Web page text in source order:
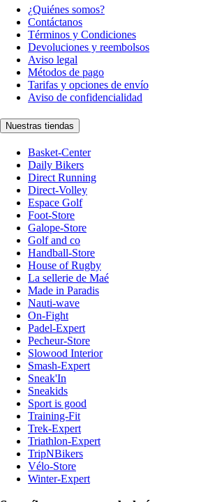
¿Quiénes somos?
Contáctanos
Términos y Condiciones
Devoluciones y reembolsos
Aviso legal
Métodos de pago
Tarifas y opciones de envío
Aviso de confidencialidad
Nuestras tiendas
Basket-Center
Daily Bikers
Direct Running
Direct-Volley
Espace Golf
Foot-Store
Galope-Store
Golf and co
Handball-Store
House of Rugby
La sellerie de Maé
Made in Paradis
Nauti-wave
On-Fight
Padel-Expert
Pecheur-Store
Slowood Interior
Smash-Expert
Sneak'In
Sneakids
Sport is good
Training-Fit
Trek-Expert
Triathlon-Expert
TripNBikers
Vélo-Store
Winter-Expert